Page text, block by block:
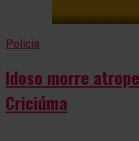
Polícia
Idoso morre
Criciúma